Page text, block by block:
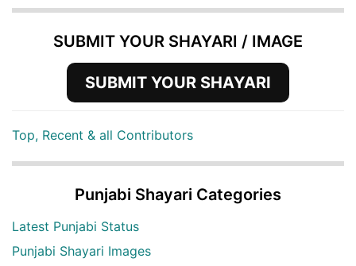
SUBMIT YOUR SHAYARI / IMAGE
SUBMIT YOUR SHAYARI
Top, Recent & all Contributors
Punjabi Shayari Categories
Latest Punjabi Status
Punjabi Shayari Images